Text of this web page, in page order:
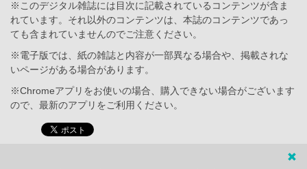
※このデジタル雑誌には目次に記載されているコンテンツが含ま
れています。それ以外のコンテンツは、本誌のコンテンツであっ
ても含まれていませんのでご注意ください。
※電子版では、紙の雑誌と内容が一部異なる場合や、掲載されな
いページがある場合があります。
※Chromeアプリをお使いの場合、購入できない場合がございます
ので、最新のアプリをご利用ください。